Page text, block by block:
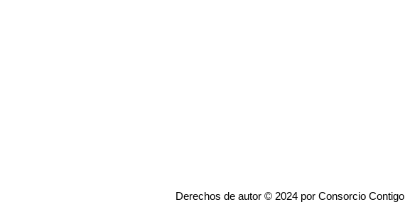
Derechos de autor © 2024 por Consorcio